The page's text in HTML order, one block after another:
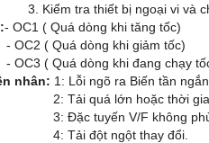
tra thiết bị ngoại vi và
- OC1 ( Quá dòng khi tăng tốc)
( Quá dòng khi giảm tốc)
( Quá dòng khi đang chạy tốc
nhân: 1: Lỗi ngõ ra Biến tần
quá lớn hoặc thời gian
tuyến V/F không phù
đột ngột thay đổi.